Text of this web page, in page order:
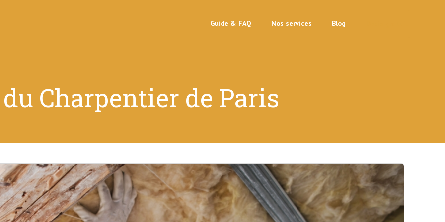
Guide & FAQ Nos services Blog
Charpentier de Paris